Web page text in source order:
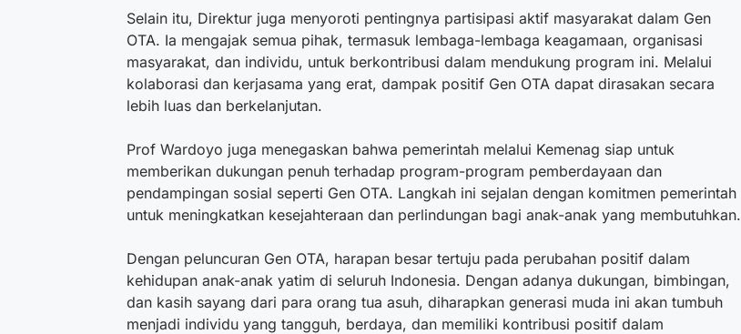
Selain itu, Direktur juga menyoroti pentingnya partisipasi aktif masyarakat dalam Gen
OTA. Ia mengajak semua pihak, termasuk lembaga-lembaga keagamaan, organisasi
masyarakat, dan individu, untuk berkontribusi dalam mendukung program ini. Melalui
kolaborasi dan kerjasama yang erat, dampak positif Gen OTA dapat dirasakan secara
lebih luas dan berkelanjutan.
Prof Wardoyo juga menegaskan bahwa pemerintah melalui Kemenag siap untuk
memberikan dukungan penuh terhadap program-program pemberdayaan dan
pendampingan sosial seperti Gen OTA. Langkah ini sejalan dengan komitmen pemerintah
untuk meningkatkan kesejahteraan dan perlindungan bagi anak-anak yang membutuhkan.
Dengan peluncuran Gen OTA, harapan besar tertuju pada perubahan positif dalam
kehidupan anak-anak yatim di seluruh Indonesia. Dengan adanya dukungan, bimbingan,
dan kasih sayang dari para orang tua asuh, diharapkan generasi muda ini akan tumbuh
menjadi individu yang tangguh, berdaya, dan memiliki kontribusi positif dalam